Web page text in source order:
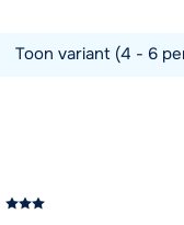
Toon variant (4 - 6